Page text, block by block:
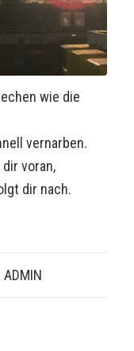
wie die
vernarben.
voran,
dir nach.
ADMIN